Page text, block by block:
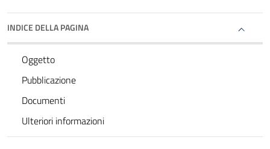
INDICE DELLA PAGINA
Oggetto
Pubblicazione
Documenti
Ulteriori informazioni